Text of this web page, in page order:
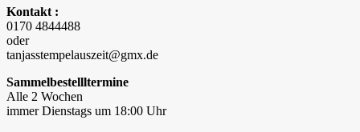
Kontakt :
0170 4844488
oder
tanjasstempelauszeit@gmx.de
Sammelbestellltermine
Alle 2 Wochen
immer Dienstags um 18:00 Uhr